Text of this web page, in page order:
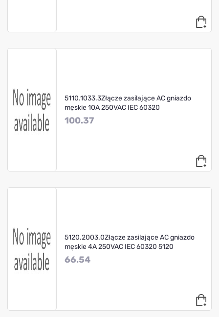
5110.1033.3Złącze zasilające AC gniazdo
męskie 10A 250VAC IEC 60320
100.37
5120.2003.0Złącze zasilające AC gniazdo
męskie 4A 250VAC IEC 60320 5120
66.54